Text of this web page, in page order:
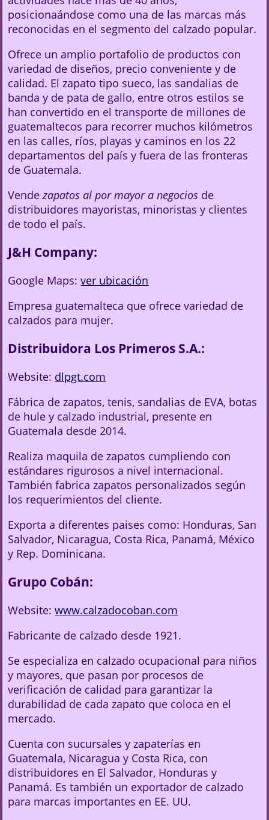
posicionaándose como una de las marcas más
reconocidas en el segmento del calzado popular.
Ofrece un amplio portafolio de productos con
variedad de diseños, precio conveniente y de
calidad. El zapato tipo sueco, las sandalias de
banda y de pata de gallo, entre otros estilos se
han convertido en el transporte de millones de
guatemaltecos para recorrer muchos kilómetros
en las calles, ríos, playas y caminos en los 22
departamentos del país y fuera de las fronteras
de Guatemala.
Vendezapatos al por mayor a negocios de
distribuidores mayoristas, minoristas y clientes
de todo el país.
J&H Company:
Google Maps:ver ubicación
Empresa guatemalteca que ofrece variedad de
calzados para mujer.
Distribuidora Los Primeros S.A.:
Website: dlpgt.com
Fábrica de zapatos, tenis, sandalias de EVA, botas
de hule y calzado industrial, presente en
Guatemala desde 2014.
Realiza maquila de zapatos cumpliendo con
estándares rigurosos a nivel internacional.
También fabrica zapatos personalizados según
los requerimientos del cliente.
Exporta a diferentes paises como: Honduras, San
Salvador, Nicaragua, Costa Rica, Panamá, México
y Rep. Dominicana.
Grupo Cobán:
Website:www.calzadocoban.com
Fabricante de calzado desde 1921.
Se especializa en calzado ocupacional para niños
y mayores, que pasan por procesos de
verificación de calidad para garantizar la
durabilidad de cada zapato que coloca en el
mercado.
Cuenta con sucursales y zapaterías en
Guatemala, Nicaragua y Costa Rica, con
distribuidores en El Salvador, Honduras y
Panamá. Es también un exportador de calzado
para marcas importantes en EE. UU.